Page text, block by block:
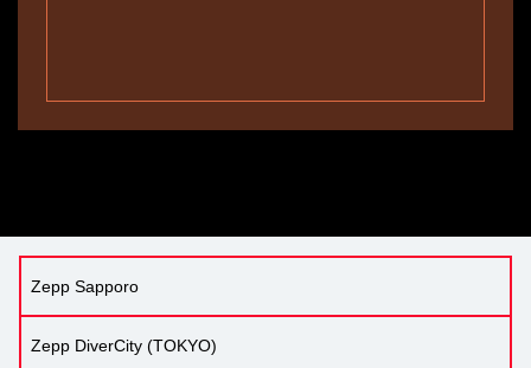
Zepp Sapporo
Zepp DiverCity (TOKYO)